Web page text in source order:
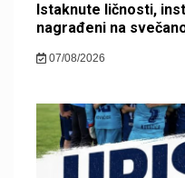
Istaknute ličnosti,
nagrađeni na
07/08/2026